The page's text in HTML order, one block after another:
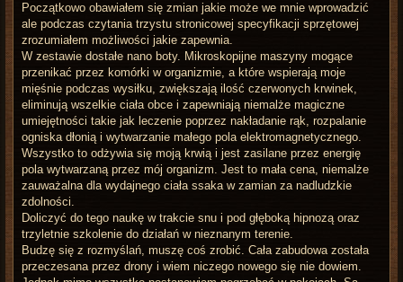
Początkowo obawiałem się zmian jakie może we mnie wprowadzić
ale podczas czytania trzystu stronicowej specyfikacji sprzętowej
zrozumiałem możliwości jakie zapewnia.
W zestawie dostałe nano boty. Mikroskopijne maszyny mogące
przenikać przez komórki w organizmie, a które wspierają moje
mięśnie podczas wysiłku, zwiększają ilość czerwonych krwinek,
eliminują wszelkie ciała obce i zapewniają niemalże magiczne
umiejętności takie jak leczenie poprzez nakładanie rąk, rozpalanie
ogniska dłonią i wytwarzanie małego pola elektromagnetycznego.
Wszystko to odżywia się moją krwią i jest zasilane przez energię
pola wytwarzaną przez mój organizm. Jest to mała cena, niemalże
zauważalna dla wydajnego ciała ssaka w zamian za nadludzkie
zdolności.
Doliczyć do tego naukę w trakcie snu i pod głęboką hipnozą oraz
trzyletnie szkolenie do działań w nieznanym terenie.
Budzę się z rozmyślań, muszę coś zrobić. Cała zabudowa została
przeczesana przez drony i wiem niczego nowego się nie dowiem.